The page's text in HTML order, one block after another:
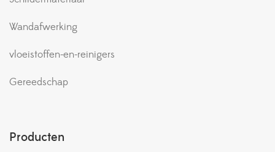
Wandafwerking
vloeistoffen-en-reinigers
Gereedschap
Producten